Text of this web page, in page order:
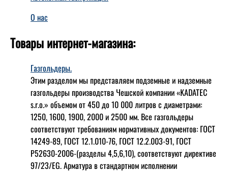
О нас
Товары интернет-магазина:
Газгольдеры.
Этим разделом мы представляем подземные и надземные
газгольдеры производства Чешской компании «KADATEC
s.r.o.» объемом от 450 до 10 000 литров с диаметрами:
1250, 1600, 1900, 2000 и 2500 мм. Все газгольдеры
соответствуют требованиям нормативных документов: ГОСТ
14249-89, ГОСТ 12.1.010-76, ГОСТ 12.2.003-91, ГОСТ
Р52630-2006-(разделы 4,5,6,10), соответствуют директиве
97/23/EG. Арматура в стандартном исполнении